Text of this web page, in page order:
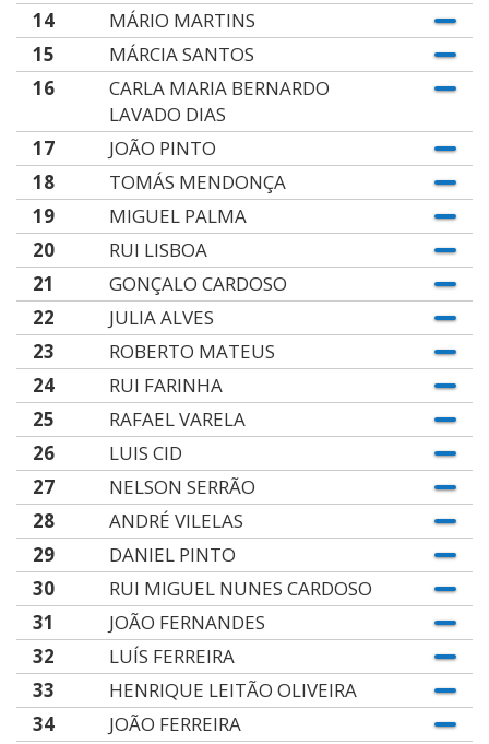
14
MÁRIO MARTINS
15
MÁRCIA SANTOS
16
CARLA MARIA BERNARDO
LAVADO DIAS
17
JOÃO PINTO
18
TOMÁS MENDONÇA
19
MIGUEL PALMA
20
RUI LISBOA
21
GONÇALO CARDOSO
22
JULIA ALVES
23
ROBERTO MATEUS
24
RUI FARINHA
25
RAFAEL VARELA
26
LUIS CID
27
NELSON SERRÃO
28
ANDRÉ VILELAS
29
DANIEL PINTO
30
RUI MIGUEL NUNES CARDOSO
31
JOÃO FERNANDES
32
LUÍS FERREIRA
33
HENRIQUE LEITÃO OLIVEIRA
34
JOÃO FERREIRA